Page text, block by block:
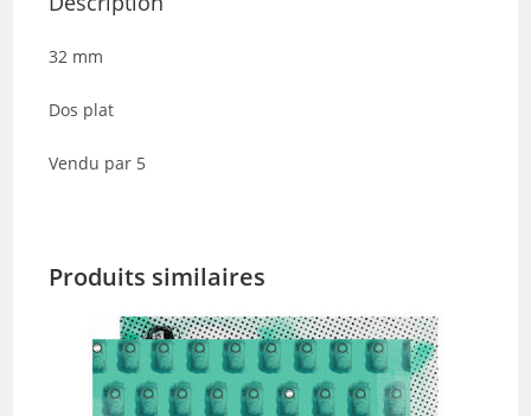
32 mm
Dos plat
Vendu par 5
Produits similaires